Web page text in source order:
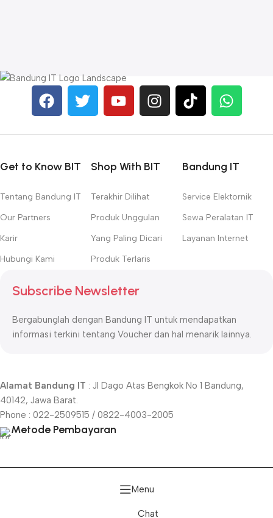
Get to Know BIT
Tentang Bandung IT
Our Partners
Karir
Hubungi Kami
Shop With BIT
Terakhir Dilihat
Produk Unggulan
Yang Paling Dicari
Produk Terlaris
Bandung IT
Service Elektornik
Sewa Peralatan IT
Layanan Internet
Subscribe Newsletter
Bergabunglah dengan Bandung IT untuk mendapatkan
informasi terkini tentang Voucher dan hal menarik lainnya.
Alamat Bandung IT : Jl Dago Atas Bengkok No 1 Bandung,
40142, Jawa Barat.
Phone : 022-2509515 / 0822-4003-2005
Metode Pembayaran
Menu
Chat